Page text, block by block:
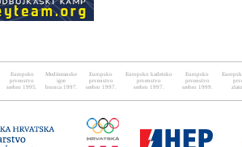
Europsko
prvenstvo
srebro 1995.
Mediteranske
igre
bronca 1997.
Europsko
prvenstvo
srebro 1997.
Europsko kadetsko
prvenstvo
srebro 1997.
Europsko
prvenstvo
srebro 1999.